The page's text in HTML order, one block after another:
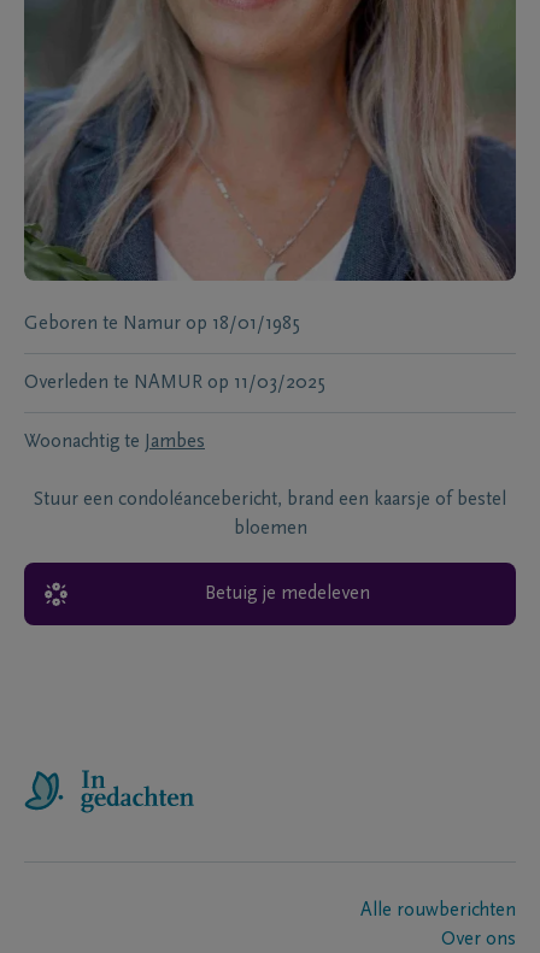
Geboren te Namur op 18/01/1985
Overleden te NAMUR op 11/03/2025
Woonachtig te Jambes
Stuur een condoléancebericht, brand een kaarsje of bestel
bloemen
Betuig je medeleven
Alle rouwberichten
Over ons